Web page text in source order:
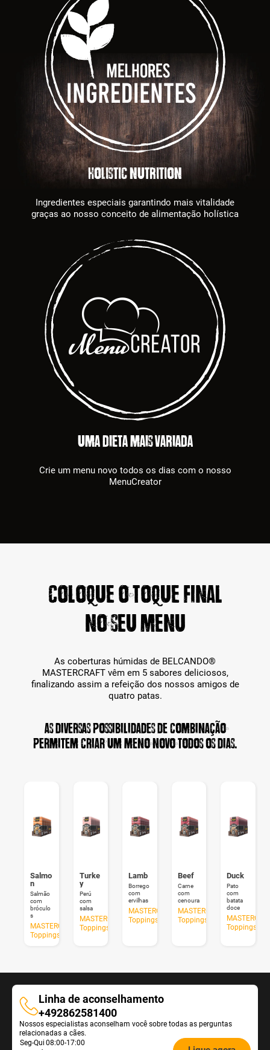
HOLISTIC NUTRITION
Ingredientes especiais garantindo mais vitalidade
graças ao nosso conceito de alimentação holística
Uma dieta mais variada
Crie um menu novo todos os dias com o nosso
MenuCreator
Coloque o toque final
no seu menu
As coberturas húmidas de BELCANDO®
MASTERCRAFT vêm em 5 sabores deliciosos,
finalizando assim a refeição dos nossos amigos de
quatro patas.
As diversas possibilidades de combinação
permitem criar um meno novo todos os dias.
Salmo
n
Salmão
com
bróculo
s
MASTERCRAFT
Toppings
Turke
y
Perú
com
salsa
MASTERCRAFT
Toppings
Lamb
Borrego
com
ervilhas
MASTERCRAFT
Toppings
Beef
Carne
com
cenoura
MASTERCRAFT
Toppings
Duck
Pato
com
batata
doce
Toppings
Linha de aconselhamento
Linha
de
aconselhamento
+492862581400
Nossos especialistas aconselham você sobre todas as perguntas
relacionadas a cães.
Öffnungszeiten
Seg-Qui 08:00-17:00